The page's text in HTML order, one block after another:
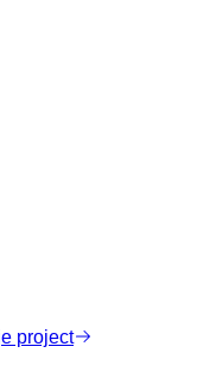
project